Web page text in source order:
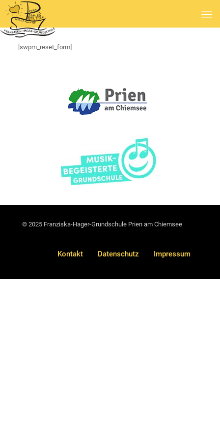
[swpm_reset_form]
© 2025 Franziska-Hager-Grundschule Prien am Chiemsee
Kontakt Datenschutz Impressum